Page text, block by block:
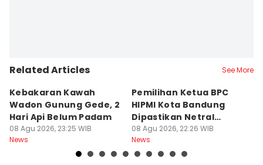
Related Articles See More
Kebakaran Kawah
Wadon Gunung Gede, 2
Hari Api Belum Padam
08 Agu 2026, 23:25 WIB
News
Pemilihan Ketua BPC
HIPMI Kota Bandung
Dipastikan Netral
Tanpa Tekanan
08 Agu 2026, 22:26 WIB
News